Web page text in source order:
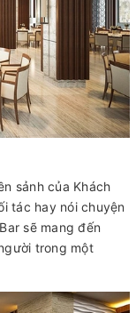
sảnh của Khách
tác hay nói chuyện
sẽ mang đến
trong một